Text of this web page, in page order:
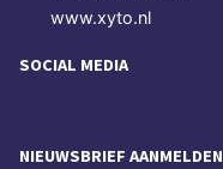
www.xyto.nl
SOCIAL MEDIA
NIEUWSBRIEF AANMELDEN